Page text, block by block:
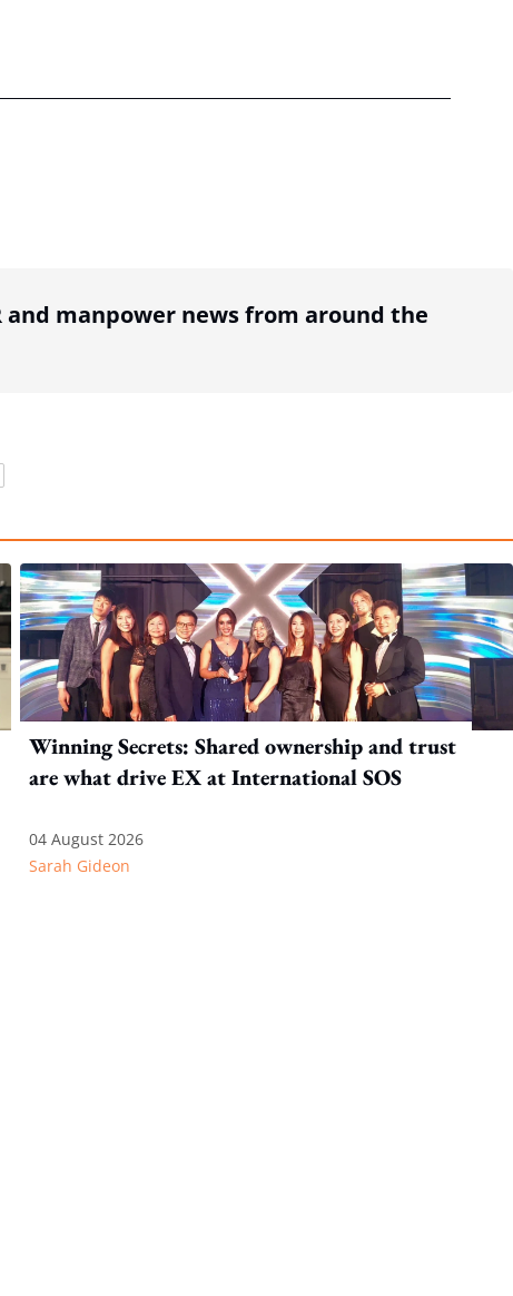
manpower news from around the
Winning Secrets: Shared ownership and trust
are what drive EX at International SOS
04 August 2026
Sarah Gideon